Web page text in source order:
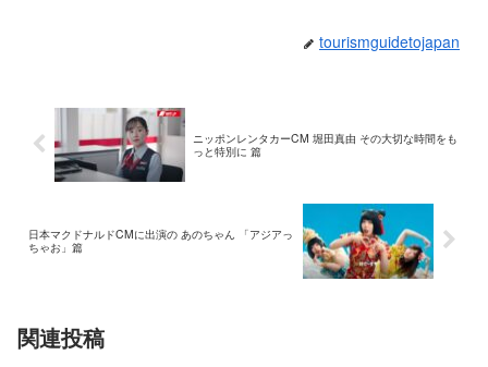
tourismguidetojapan
ニッポンレンタカーCM 堀田真由 その大切な時間をも
っと特別に 篇
日本マクドナルドCMに出演の あのちゃん 「アジアっ
ちゃお」篇
関連投稿